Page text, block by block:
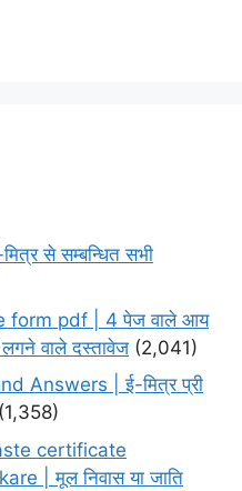
से सम्बन्धित सभी
form pdf | 4 पेज वाले आय
वाले दस्तावेज (2,041)
Answers | ई-मित्र प्री
(1,358)
certificate
| मूल निवास या जाति